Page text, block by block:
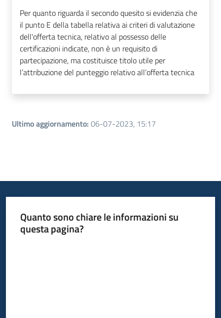
Per quanto riguarda il secondo quesito si evidenzia che
il punto E della tabella relativa ai criteri di valutazione
dell'offerta tecnica, relativo al possesso delle
certificazioni indicate, non è un requisito di
partecipazione, ma costituisce titolo utile per
l’attribuzione del punteggio relativo all’offerta tecnica
Ultimo aggiornamento: 06-07-2023, 15:17
Quanto sono chiare le informazioni su
questa pagina?